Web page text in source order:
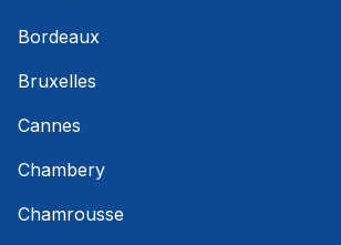
Bordeaux
Bruxelles
Cannes
Chambery
Chamrousse